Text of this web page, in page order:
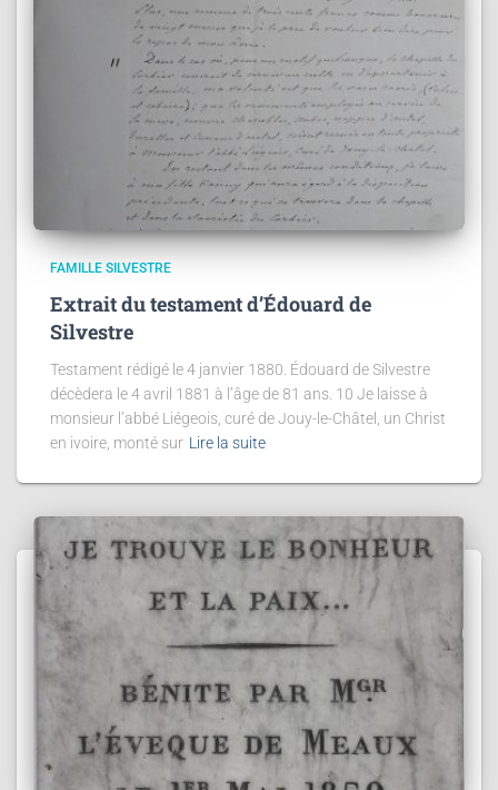
FAMILLE SILVESTRE
Extrait du testament d’Édouard de
Silvestre
Testament rédigé le 4 janvier 1880. Édouard de Silvestre
décèdera le 4 avril 1881 à l’âge de 81 ans. 10 Je laisse à
monsieur l’abbé Liégeois, curé de Jouy-le-Châtel, un Christ
en ivoire, monté sur Lire la suite